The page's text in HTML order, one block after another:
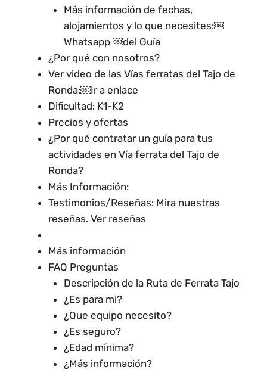
Más información de fechas,
alojamientos y lo que necesites:￼
Whatsapp ￼del Guía
¿Por qué con nosotros?
Ver video de las Vías ferratas del Tajo de
Ronda:￼Ir a enlace
Dificultad: K1-K2
Precios y ofertas
¿Por qué contratar un guía para tus
actividades en Vía ferrata del Tajo de
Ronda?
Más Información:
Testimonios/Reseñas: Mira nuestras
reseñas. Ver reseñas
Más información
FAQ Preguntas
Descripción de la Ruta de Ferrata Tajo
¿Es para mi?
¿Que equipo necesito?
¿Es seguro?
¿Edad mínima?
¿Más información?